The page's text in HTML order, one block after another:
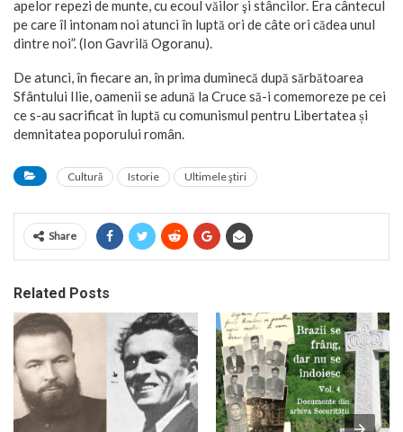
apelor repezi de munte, cu ecoul văilor şi stâncilor. Era cântecul
pe care îl intonam noi atunci în luptă ori de câte ori cădea unul
dintre noi”. (Ion Gavrilă Ogoranu).
De atunci, în fiecare an, în prima duminecă după sărbătoarea
Sfântului Ilie, oamenii se adună la Cruce să-i comemoreze pe cei
ce s-au sacrificat în luptă cu comunismul pentru Libertatea și
demnitatea poporului român.
Cultură Istorie Ultimele ştiri
Share
Related Posts